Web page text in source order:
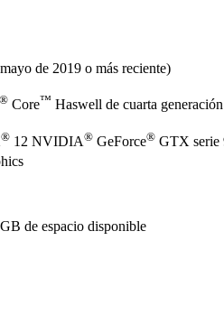
de 2019 o más reciente)
® Core™ Haswell de cuarta
® 12 NVIDIA® GeForce® GTX serie
de espacio disponible